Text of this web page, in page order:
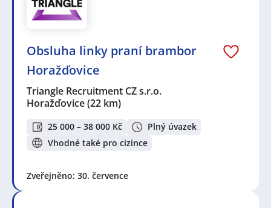
Obsluha linky praní brambor
Horažďovice
Triangle Recruitment CZ s.r.o.
Horažďovice(22 km)
25 000 – 38 000 Kč
Plný úvazek
Vhodné také pro cizince
Zveřejněno: 30. července